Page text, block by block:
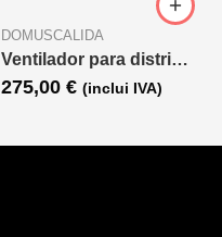
DOMUSCALIDA
Ventilador para distribuição de ar quente 400 m3
275,00 € (inclui IVA)